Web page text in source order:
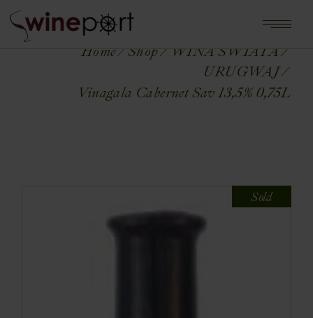
Home Shop
WINA ŚWIATA
URUGWAJ
Vinagala Cabernet Sav 13,5% 0,75L
Sold